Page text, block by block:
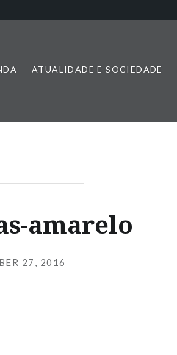
ATUALIDADE E SOCIEDADE
amarelo
27, 2016